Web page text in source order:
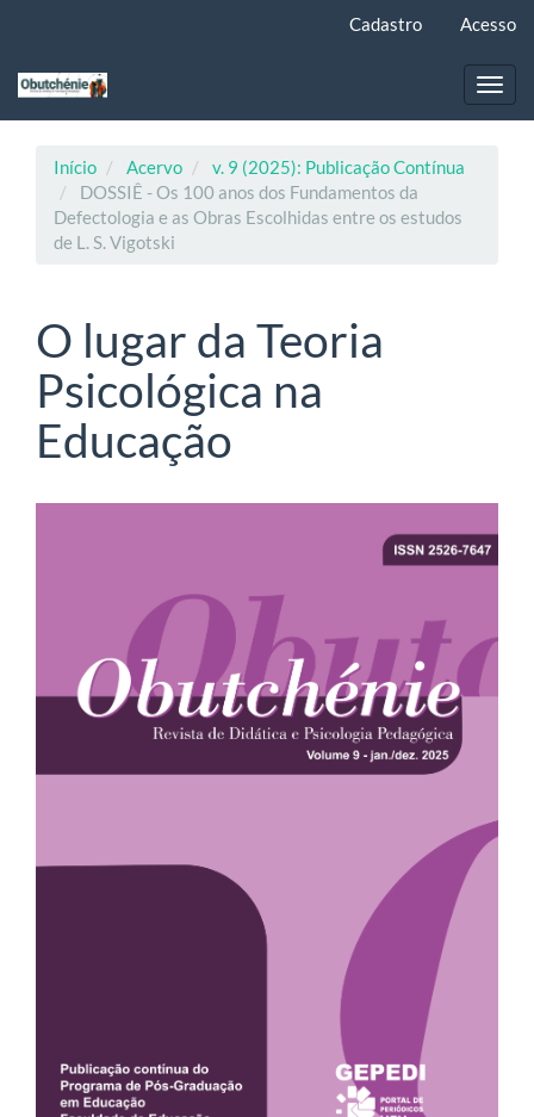
principal
Cadastro Acesso
Início Acervo
v. 9 (2025): Publicação Contínua
DOSSIÊ - Os 100 anos dos Fundamentos da
Defectologia e as Obras Escolhidas entre os estudos
de L. S. Vigotski
O lugar da Teoria
Psicológica na
Educação
artigos